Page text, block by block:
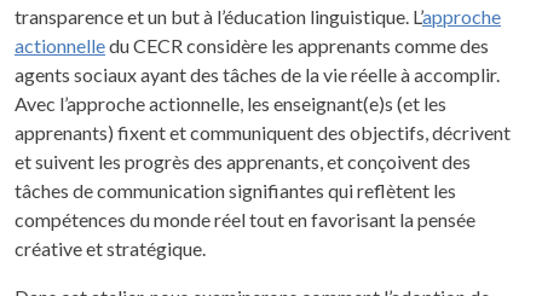
transparence et un but à l’éducation linguistique. L’approche
actionnelledu CECR considère les apprenants comme des
agents sociaux ayant des tâches de la vie réelle à accomplir.
Avec l’approche actionnelle, les enseignant(e)s (et les
apprenants) fixent et communiquent des objectifs, décrivent
et suivent les progrès des apprenants, et conçoivent des
tâches de communication signifiantes qui reflètent les
compétences du monde réel tout en favorisant la pensée
créative et stratégique.